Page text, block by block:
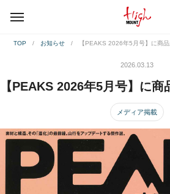
TOP お知らせ 【PEAKS 2026年5月号】に商
2026.03.13
【PEAKS 2026年5月号】に
メディア掲載